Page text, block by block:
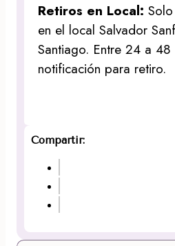
Retiros en Local:
en el local Salvador
Santiago. Entre 24 a
notificación para retiro.
Compartir: